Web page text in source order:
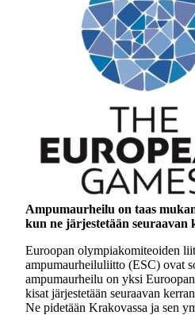
Ampumaurheilu on taas
kun ne järjestetään seuraavan
Euroopan olympiakomiteoiden
ampumaurheiluliitto (ESC) ovat
ampumaurheilu on yksi
kisat järjestetään seuraavan
Ne pidetään Krakovassa ja sen